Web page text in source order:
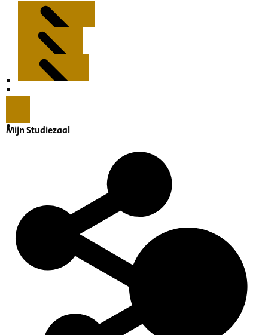
Inventaris
Mijn Studiezaal